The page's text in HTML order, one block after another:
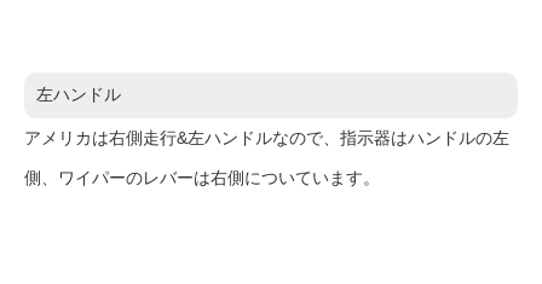
左ハンドル
アメリカは右側走行&左ハンドルなので、指示器はハンドルの左
側、ワイパーのレバーは右側についています。